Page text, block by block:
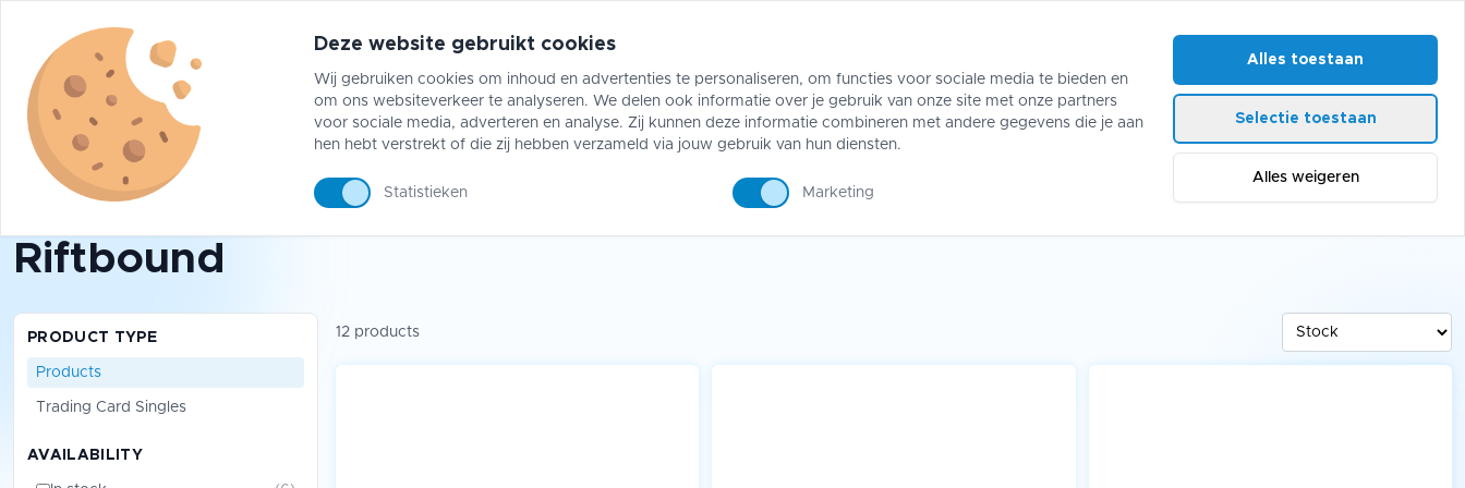
Pokémon One Piece Magic The Gathering Riftbound Accessoires Collectables
Riftbound
Riftbound
PRODUCT TYPE
Products
Trading Card Singles
AVAILABILITY
12 products
Deze website gebruikt cookies
Wij gebruiken cookies om inhoud en advertenties te personaliseren, om functies voor sociale media te bieden en
om ons websiteverkeer te analyseren. We delen ook informatie over je gebruik van onze site met onze partners
voor sociale media, adverteren en analyse. Zij kunnen deze informatie combineren met andere gegevens die je aan
hen hebt verstrekt of die zij hebben verzameld via jouw gebruik van hun diensten.
Statistieken Marketing
Alles toestaan
Selectie toestaan
Alles weigeren